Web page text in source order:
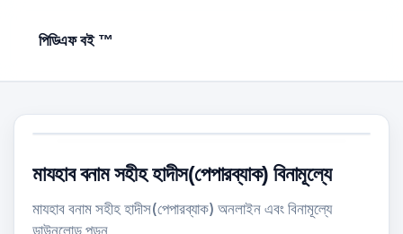
পিডিএফ বই ™
মাযহাব বনাম সহীহ হাদীস(পেপারব্যাক) বিনামূল্যে
মাযহাব বনাম সহীহ হাদীস(পেপারব্যাক) অনলাইন এবং বিনামূল্যে
ডাউনলোড পড়ুন